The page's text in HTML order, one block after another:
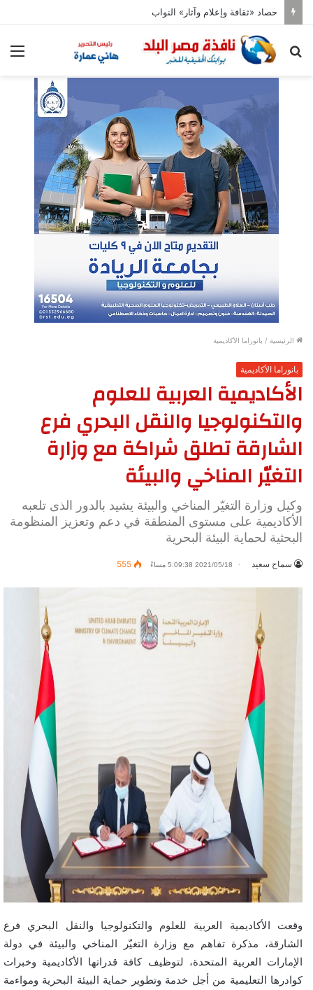
حصاد «ثقافة وإعلام وآثار» النواب
بحث
الرئيسية / بانوراما الأكاديمية
بانوراما الأكاديمية
الأكاديمية العربية للعلوم
والتكنولوجيا والنقل البحري فرع
الشارقة تطلق شراكة مع وزارة
التغيّر المناخي والبيئة
وكيل وزارة التغيّر المناخي والبيئة يشيد بالدور الذى تلعبه
الأكاديمية على مستوى المنطقة في دعم وتعزيز المنظومة
البحثية لحماية البيئة البحرية
سماح سعيد 2021/05/18 5:09:38 مساءً 555
وقعت الأكاديمية العربية للعلوم والتكنولوجيا والنقل البحري فرع
الشارقة، مذكرة تفاهم مع وزارة التغيّر المناخي والبيئة في دولة
الإمارات العربية المتحدة، لتوظيف كافة قدراتها الأكاديمية وخبرات
كوادرها التعليمية من أجل خدمة وتطوير حماية البيئة البحرية ومواءمة